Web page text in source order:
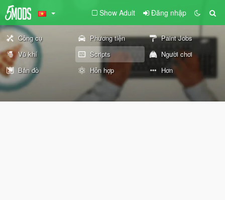
Show Adult Đăng nhập
Công cụ Phương tiện
Paint Jobs
Vũ khí
Scripts
Người chơi
Bản đồ
Hỗn hợp Hơn